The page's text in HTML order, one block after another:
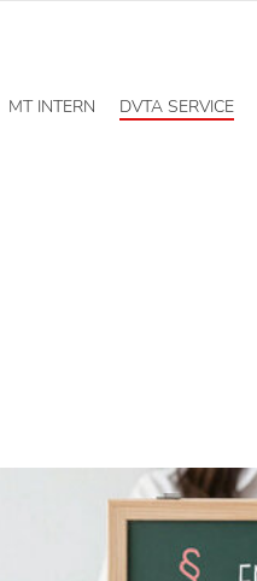
MT INTERN DVTA SERVICE